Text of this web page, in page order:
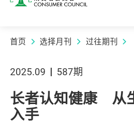
消费者委员会
首页 选择月刊 过往期刊
2025.09 587期
长者认知健康 从
入手